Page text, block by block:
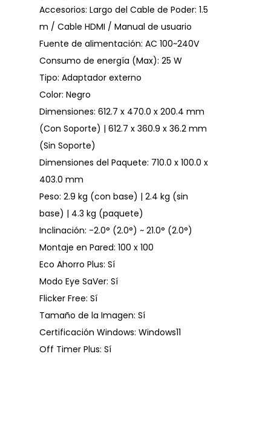
Accesorios: Largo del Cable de Poder: 1.5
m / Cable HDMI / Manual de usuario
Fuente de alimentación: AC 100~240V
Consumo de energía (Max): 25 W
Tipo: Adaptador externo
Color: Negro
Dimensiones: 612.7 x 470.0 x 200.4 mm
(Con Soporte) | 612.7 x 360.9 x 36.2 mm
(Sin Soporte)
Dimensiones del Paquete: 710.0 x 100.0 x
403.0 mm
Peso: 2.9 kg (con base) | 2.4 kg (sin
base) | 4.3 kg (paquete)
Inclinación: -2.0° (2.0°) ~ 21.0° (2.0°)
Montaje en Pared: 100 x 100
Eco Ahorro Plus: Sí
Modo Eye SaVer: Sí
Flicker Free: Sí
Tamaño de la Imagen: Sí
Certificación Windows: Windows11
Off Timer Plus: Sí